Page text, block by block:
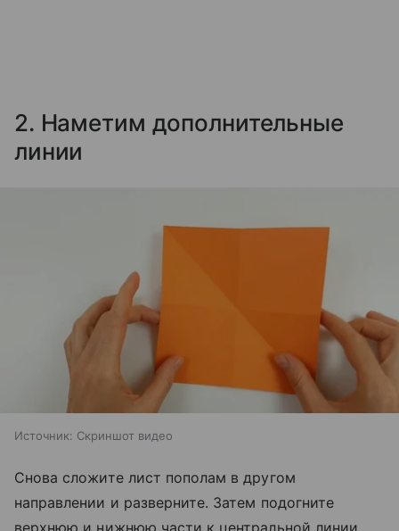
2. Наметим дополнительные
линии
Источник: Скриншот видео
Снова сложите лист пополам в другом
направлении и разверните. Затем подогните
верхнюю и нижнюю части к центральной линии,